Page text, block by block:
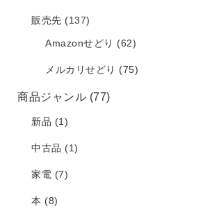
販売先 (137)
Amazonせどり (62)
メルカリせどり (75)
商品ジャンル (77)
新品 (1)
中古品 (1)
家電 (7)
本 (8)